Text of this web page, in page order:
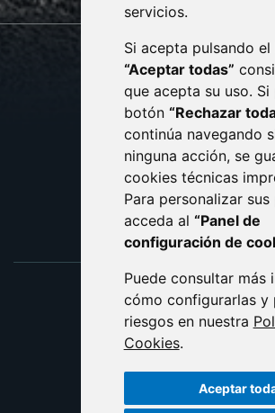
servicios.
Si acepta pulsando
“Aceptar todas”
que acepta su uso. Si
botón “Rechazar
continúa navegando
ninguna acción, se
cookies técnicas
Para personalizar
acceda al “Panel de
configuración de
Puede consultar más
cómo configurarlas y
riesgos en nuestra
Cookies.
Aceptar
CONTACTO
AVISO LEGAL
PROTECCIÓN DE
POLÍTICA DE
ACCESIBILIDAD